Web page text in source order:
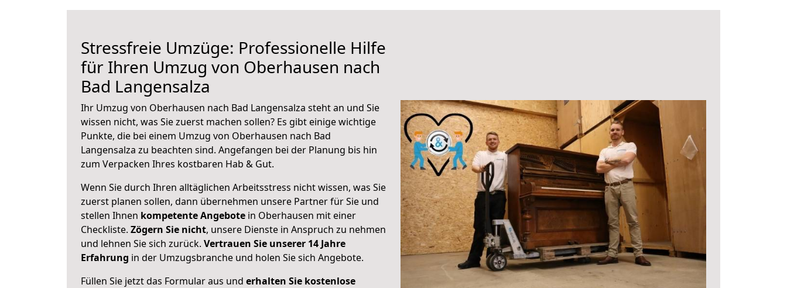
Stressfreie Umzüge: Professionelle Hilfe
für Ihren Umzug von Oberhausen nach
Bad Langensalza
Ihr Umzug von Oberhausen nach Bad Langensalza steht an und Sie
wissen nicht, was Sie zuerst machen sollen? Es gibt einige wichtige
Punkte, die bei einem Umzug von Oberhausen nach Bad
Langensalza zu beachten sind. Angefangen bei der Planung bis hin
zum Verpacken Ihres kostbaren Hab & Gut.
Wenn Sie durch Ihren alltäglichen Arbeitsstress nicht wissen, was Sie
zuerst planen sollen, dann übernehmen unsere Partner für Sie und
stellen Ihnen kompetente Angebote in Oberhausen mit einer
Checkliste. Zögern Sie nicht, unsere Dienste in Anspruch zu nehmen
und lehnen Sie sich zurück. Vertrauen Sie unserer 14 Jahre
Erfahrung in der Umzugsbranche und holen Sie sich Angebote.
Füllen Sie jetzt das Formular aus und erhalten Sie kostenlose